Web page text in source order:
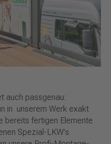
auch passgenau:
in unserem Werk exakt
bereits fertigen Elemente
Spezial-LKW's